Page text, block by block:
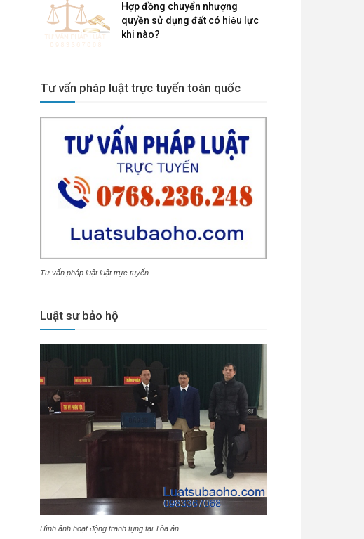
Hợp đồng chuyển nhượng
quyền sử dụng đất có hiệu lực
khi nào?
Tư vấn pháp luật trực tuyến toàn quốc
Tư vấn pháp luật luật trực tuyến
Luật sư bảo hộ
Hình ảnh hoạt động tranh tụng tại Tòa án